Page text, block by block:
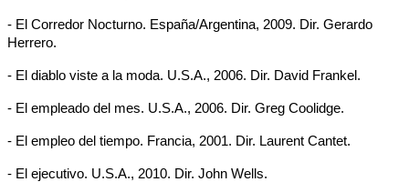
- El Corredor Nocturno. España/Argentina, 2009. Dir. Gerardo
Herrero.
- El diablo viste a la moda. U.S.A., 2006. Dir. David Frankel.
- El empleado del mes. U.S.A., 2006. Dir. Greg Coolidge.
- El empleo del tiempo. Francia, 2001. Dir. Laurent Cantet.
- El ejecutivo. U.S.A., 2010. Dir. John Wells.